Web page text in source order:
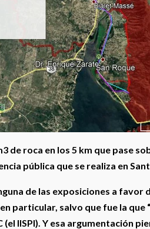
de roca en los 5 km que pase
pública que se realiza en
de las exposiciones a
particular, salvo que fue la que
IISPI). Y esa argumentación